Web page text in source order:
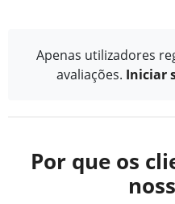
Apenas utilizadores
avaliações. Iniciar
Por que os